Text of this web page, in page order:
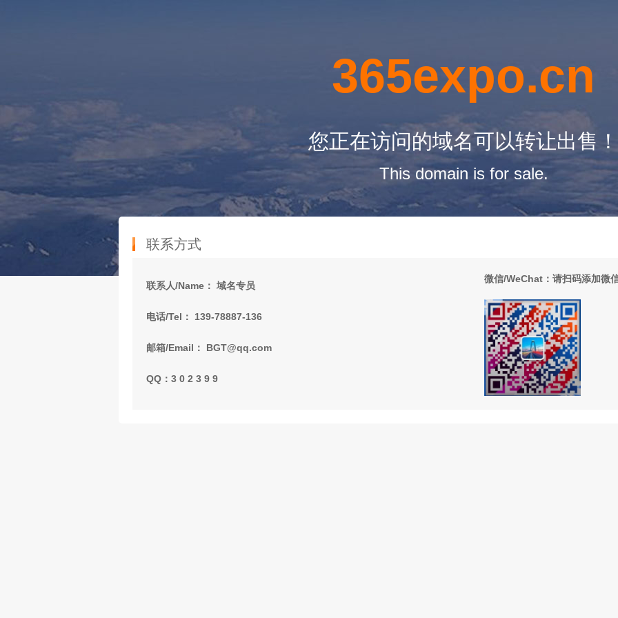
365expo.cn
您正在访问的域名可以转让出售！
This domain is for sale.
联系方式
联系人/Name： 域名专员
电话/Tel： 139-78887-136
邮箱/Email： BGT@qq.com
QQ：3 0 2 3 9 9
微信/WeChat：请扫码添加微